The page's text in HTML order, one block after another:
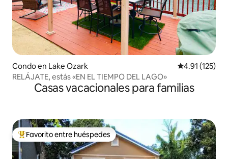
Condo en Lake Ozark Calificación
4.91 (125)
RELÁJATE, estás «EN EL TIEMPO DEL LAGO»
Casas vacacionales para familias
Favorito entre huéspedes preferido
Favorito entre huéspedes